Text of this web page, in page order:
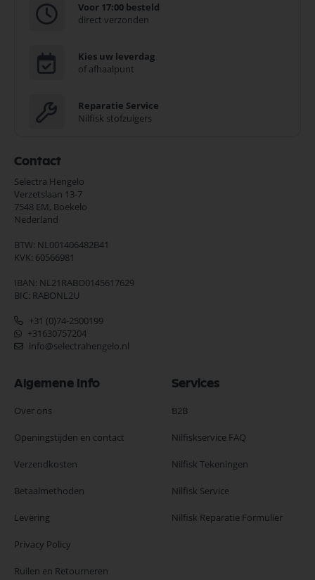
Voor 17:00 besteld
direct verzonden
Kies uw leverdag
of afhaalpunt
Reparatie Service
Nilfisk stofzuigers
Contact
Selectra Hengelo
Verzetslaan 13-7
7548 EM, Boekelo
Nederland
BTW: NL001406482B41
KVK: 60566981
IBAN: NL21RABO0145617629
BIC: RABONL2U
+31 (0)74-2500199
+31630757204
info@selectrahengelo.nl
Algemene Info
Over ons
Openingstijden en contact
Verzendkosten
Betaalmethoden
Levering
Privacy Policy
Ruilen en Retourneren
Services
B2B
Nilfiskservice FAQ
Nilfisk Tekeningen
Nilfisk Service
Nilfisk Reparatie Formulier